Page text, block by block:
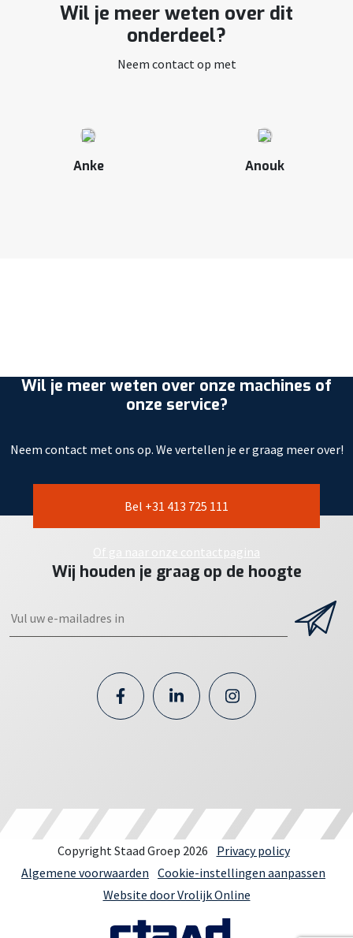
Wil je meer weten over dit
onderdeel?
Neem contact op met
Anke Anouk
Wil je meer weten over onze machines of
onze service?
Neem contact met ons op. We vertellen je er graag meer over!
Bel +31 413 725 111
Of ga naar onze contactpagina
Wij houden je graag op de hoogte
Copyright Staad Groep 2026
Privacy policy
Algemene voorwaarden Cookie-instellingen aanpassen
Website door Vrolijk Online